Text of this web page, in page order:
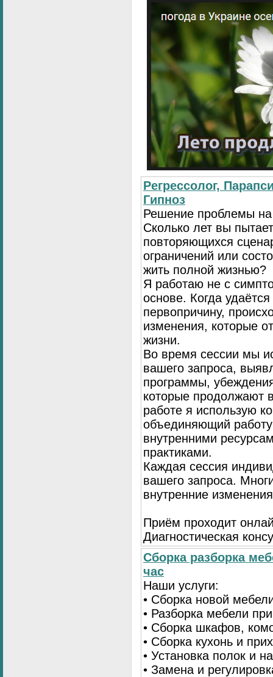
Регрессолог,
Гипноз
Решение проблемы на
Сколько лет вы
повторяющихся
ограничений или
жить полной жизнью?
Я работаю не с
основе. Когда
первопричину,
изменения, которые
жизни.
Во время сессии мы
вашего запроса,
программы,
которые продолжают
работе я использую
объединяющий
внутренними
практиками.
Каждая сессия
вашего запроса.
внутренние
Приём проходит
Диагностическая
Сборка разборка
час
Наши услуги:
• Сборка новой
• Разборка мебели
• Сборка шкафов,
• Сборка кухонь и
• Установка полок и
• Замена и